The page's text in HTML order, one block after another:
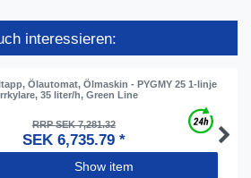
interessieren:
Ölautomat, Ölmaskin - PYGMY 25 1-linje
35 liter/h, Green Line
RRP SEK 7,281.32
SEK 6,735.79 *
Show item